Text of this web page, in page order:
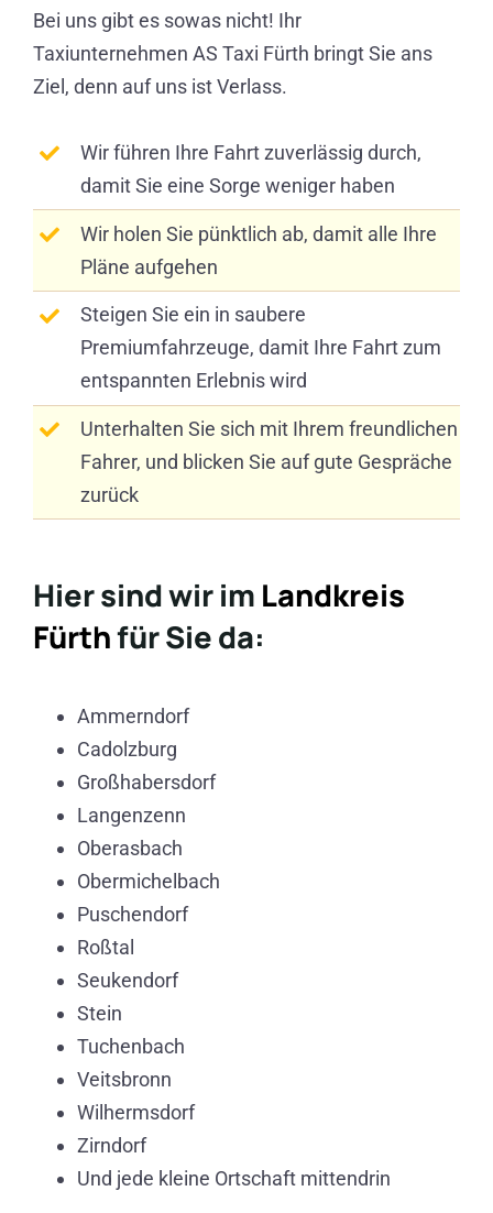
Bei uns gibt es sowas nicht! Ihr
Taxiunternehmen AS Taxi Fürth bringt Sie ans
Ziel, denn auf uns ist Verlass.
Wir führen Ihre Fahrt zuverlässig durch,
damit Sie eine Sorge weniger haben
Wir holen Sie pünktlich ab, damit alle Ihre
Pläne aufgehen
Steigen Sie ein in saubere
Premiumfahrzeuge, damit Ihre Fahrt zum
entspannten Erlebnis wird
Unterhalten Sie sich mit Ihrem freundlichen
Fahrer, und blicken Sie auf gute Gespräche
zurück
Hier sind wir im Landkreis
Fürthfür Sie da:
Ammerndorf
Cadolzburg
Großhabersdorf
Langenzenn
Oberasbach
Obermichelbach
Puschendorf
Roßtal
Seukendorf
Stein
Tuchenbach
Veitsbronn
Wilhermsdorf
Zirndorf
Und jede kleine Ortschaft mittendrin